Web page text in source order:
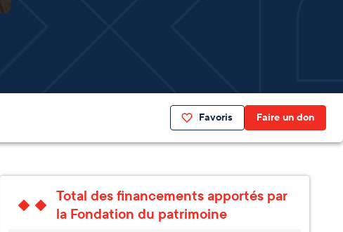
Favoris Faire un don
Total des financements apportés par
la Fondation du patrimoine